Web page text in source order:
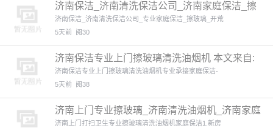
济南保洁_济南清洗保洁公司_济南家庭保洁_擦
玻璃_开荒保洁
济南保洁_济南清洗保洁公司_专业家庭保洁_擦玻璃_开荒
5天前 阅30
济南保洁专业上门擦玻璃清洗油烟机 本文来自:
济南家政(ht
济南保洁专业上门擦玻璃清洗油烟机专业承接家庭保洁-
5天前 阅38
济南上门专业擦玻璃_济南清洗油烟机_济南家庭
保洁 本文来自:
济南上门打扫卫生专业擦玻璃清洗油烟机家庭保洁1.新房